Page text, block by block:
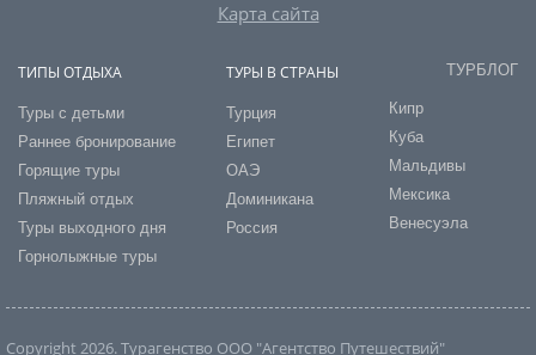
Карта сайта
ТИПЫ ОТДЫХА
Туры с детьми
Раннее бронирование
Горящие туры
Пляжный отдых
Туры выходного дня
Горнолыжные туры
ТУРЫ В СТРАНЫ
Турция
Египет
ОАЭ
Доминикана
Россия
ТУРБЛОГ
Кипр
Куба
Мальдивы
Мексика
Венесуэла
Copyright 2026. Турагенство ООО "Агентство Путешествий"